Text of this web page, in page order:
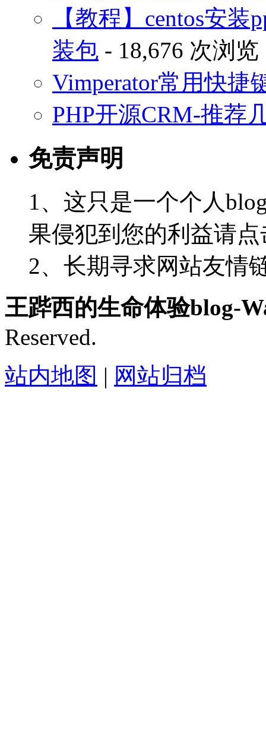
【教程】centos安
装包 - 18,676 次浏览
Vimperator常用快捷
PHP开源CRM-推荐
免责声明
1、这只是一个个人
果侵犯到您的利益请
2、长期寻求网站友情
王跸西的生命体验blog-
Reserved.
站内地图 | 网站归档